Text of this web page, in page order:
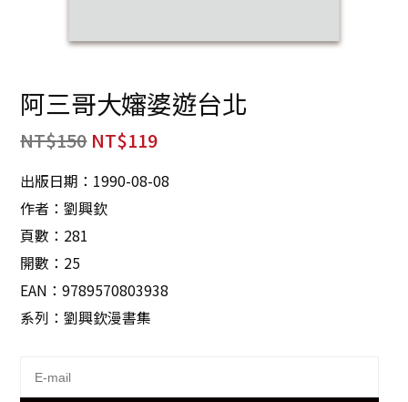
阿三哥大嬸婆遊台北
NT$150 NT$119
出版日期：1990-08-08
作者：劉興欽
頁數：281
開數：25
EAN：9789570803938
系列：劉興欽漫書集